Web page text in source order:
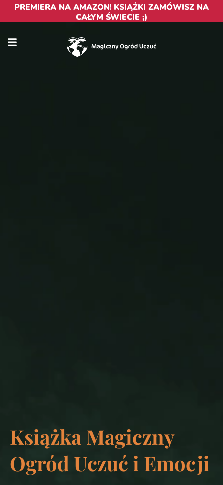
PREMIERA NA AMAZON! KSIĄŻKI ZAMÓWISZ NA
CAŁYM ŚWIECIE ;)
Książka Magiczny
Ogród Uczuć i Emocji